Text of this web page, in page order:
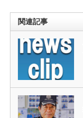
関連記事